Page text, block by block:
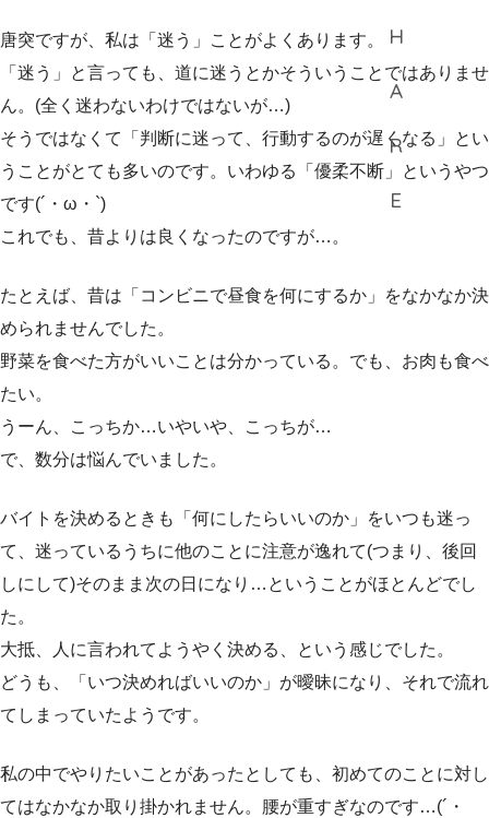
唐突ですが、私は「迷う」ことがよくあります。
「迷う」と言っても、道に迷うとかそういうことではありませ
ん。(全く迷わないわけではないが…)
そうではなくて「判断に迷って、行動するのが遅くなる」とい
うことがとても多いのです。いわゆる「優柔不断」というやつ
です(´・ω・`)
これでも、昔よりは良くなったのですが…。
たとえば、昔は「コンビニで昼食を何にするか」をなかなか決
められませんでした。
野菜を食べた方がいいことは分かっている。でも、お肉も食べ
たい。
うーん、こっちか…いやいや、こっちが…
で、数分は悩んでいました。
バイトを決めるときも「何にしたらいいのか」をいつも迷っ
て、迷っているうちに他のことに注意が逸れて(つまり、後回
しにして)そのまま次の日になり…ということがほとんどでし
た。
大抵、人に言われてようやく決める、という感じでした。
どうも、「いつ決めればいいのか」が曖昧になり、それで流れ
てしまっていたようです。
私の中でやりたいことがあったとしても、初めてのことに対し
てはなかなか取り掛かれません。腰が重すぎなのです…(´・